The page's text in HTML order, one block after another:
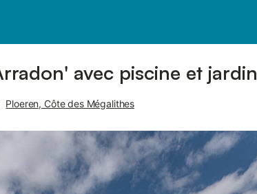
avec piscine et jardin
Ploeren, Côte des Mégalithes